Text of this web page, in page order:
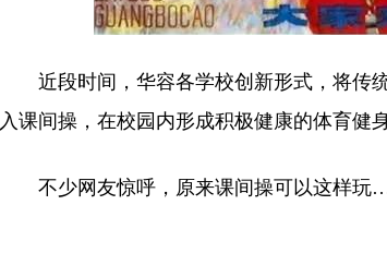
近段时间，华容各学校创新形式，将传
入课间操，在校园内形成积极健康的体育健
不少网友惊呼，原来课间操可以这样